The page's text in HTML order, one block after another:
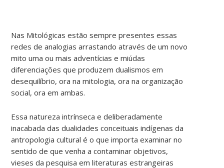
Nas Mitológicas estão sempre presentes essas
redes de analogias arrastando através de um novo
mito uma ou mais adventícias e miúdas
diferenciações que produzem dualismos em
desequilíbrio, ora na mitologia, ora na organização
social, ora em ambas.
Essa natureza intrínseca e deliberadamente
inacabada das dualidades conceituais indígenas da
antropologia cultural é o que importa examinar no
sentido de que venha a contaminar objetivos,
vieses da pesquisa em literaturas estrangeiras